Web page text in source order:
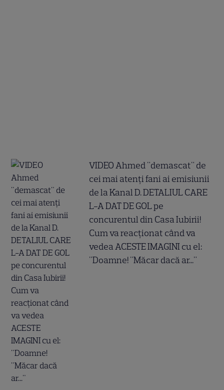
VIDEO Ahmed "demascat" de
cei mai atenți fani ai emisiunii
de la Kanal D. DETALIUL CARE
L-A DAT DE GOL pe
concurentul din Casa Iubirii!
Cum va reacționat când va
vedea ACESTE IMAGINI cu el:
"Doamne! "Măcar dacă ar..."